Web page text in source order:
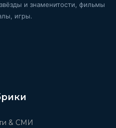
и знаменитости, фильмы
игры.
& СМИ